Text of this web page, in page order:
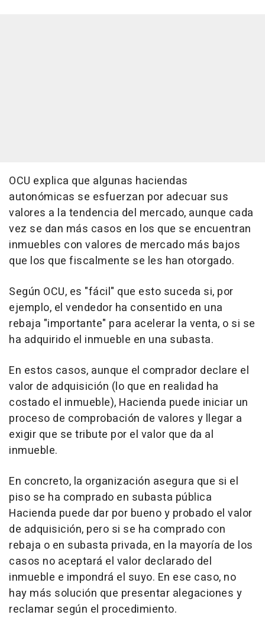
OCU explica que algunas haciendas
autonómicas se esfuerzan por adecuar sus
valores a la tendencia del mercado, aunque cada
vez se dan más casos en los que se encuentran
inmuebles con valores de mercado más bajos
que los que fiscalmente se les han otorgado.
Según OCU, es "fácil" que esto suceda si, por
ejemplo, el vendedor ha consentido en una
rebaja "importante" para acelerar la venta, o si se
ha adquirido el inmueble en una subasta.
En estos casos, aunque el comprador declare el
valor de adquisición (lo que en realidad ha
costado el inmueble), Hacienda puede iniciar un
proceso de comprobación de valores y llegar a
exigir que se tribute por el valor que da al
inmueble.
En concreto, la organización asegura que si el
piso se ha comprado en subasta pública
Hacienda puede dar por bueno y probado el valor
de adquisición, pero si se ha comprado con
rebaja o en subasta privada, en la mayoría de los
casos no aceptará el valor declarado del
inmueble e impondrá el suyo. En ese caso, no
hay más solución que presentar alegaciones y
reclamar según el procedimiento.